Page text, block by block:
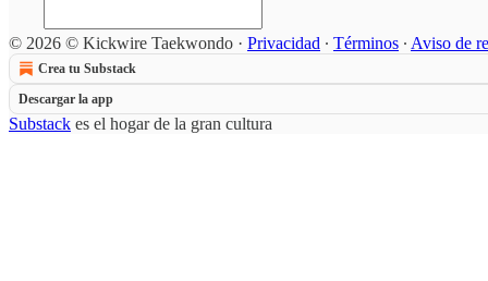
© 2026 © Kickwire Taekwondo · Privacidad ∙ Términos ∙ Aviso de
Crea tu Substack
Descargar la app
Substack es el hogar de la gran cultura